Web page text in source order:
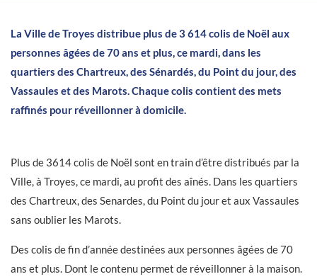
La Ville de Troyes distribue plus de 3 614 colis de Noël aux
personnes âgées de 70 ans et plus, ce mardi, dans les
quartiers des Chartreux, des Sénardés, du Point du jour, des
Vassaules et des Marots. Chaque colis contient des mets
raffinés pour réveillonner à domicile.
Plus de 3614 colis de Noël sont en train d’être distribués par la
Ville, à Troyes, ce mardi, au profit des aînés. Dans les quartiers
des Chartreux, des Senardes, du Point du jour et aux Vassaules
sans oublier les Marots.
Des colis de fin d’année destinées aux personnes âgées de 70
ans et plus. Dont le contenu permet de réveillonner à la maison.